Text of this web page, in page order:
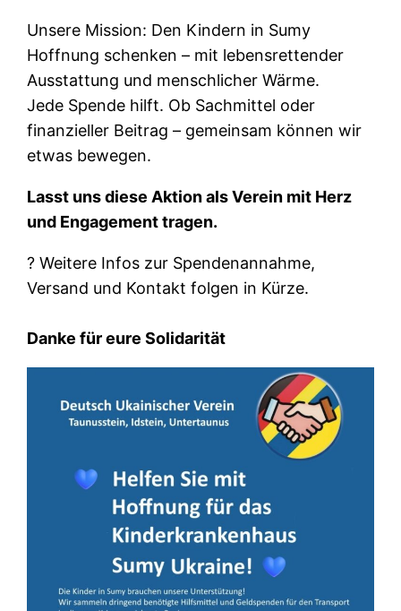
Unsere Mission: Den Kindern in Sumy
Hoffnung schenken – mit lebensrettender
Ausstattung und menschlicher Wärme.
Jede Spende hilft. Ob Sachmittel oder
finanzieller Beitrag – gemeinsam können wir
etwas bewegen.
Lasst uns diese Aktion als Verein mit Herz
und Engagement tragen.
? Weitere Infos zur Spendenannahme,
Versand und Kontakt folgen in Kürze.
Danke für eure Solidarität